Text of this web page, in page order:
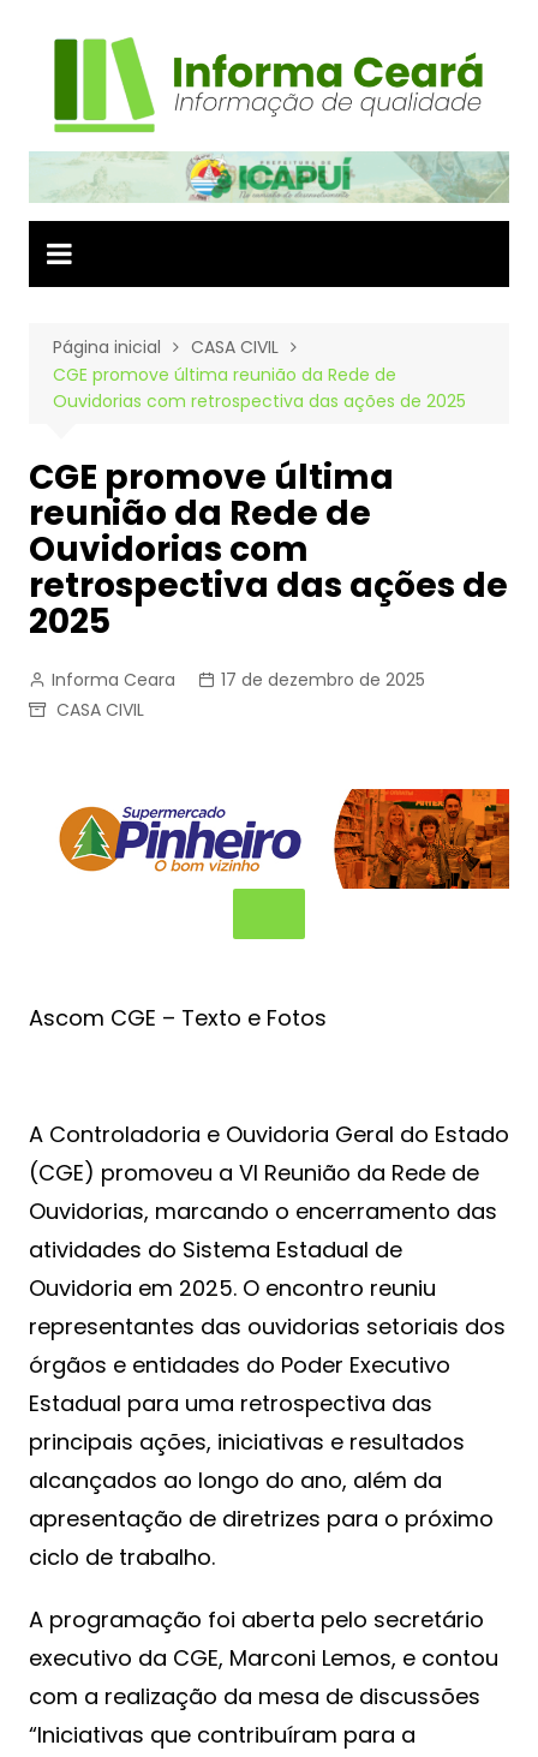
Página inicial
CASA CIVIL
CGE promove última reunião da Rede de
Ouvidorias com retrospectiva das ações de 2025
CGE promove última
reunião da Rede de
Ouvidorias com
retrospectiva das ações de
2025
Informa Ceara
17 de dezembro de 2025
CASA CIVIL
Ascom CGE – Texto e Fotos
A Controladoria e Ouvidoria Geral do Estado
(CGE) promoveu a VI Reunião da Rede de
Ouvidorias, marcando o encerramento das
atividades do Sistema Estadual de
Ouvidoria em 2025. O encontro reuniu
representantes das ouvidorias setoriais dos
órgãos e entidades do Poder Executivo
Estadual para uma retrospectiva das
principais ações, iniciativas e resultados
alcançados ao longo do ano, além da
apresentação de diretrizes para o próximo
ciclo de trabalho.
A programação foi aberta pelo secretário
executivo da CGE, Marconi Lemos, e contou
com a realização da mesa de discussões
“Iniciativas que contribuíram para a